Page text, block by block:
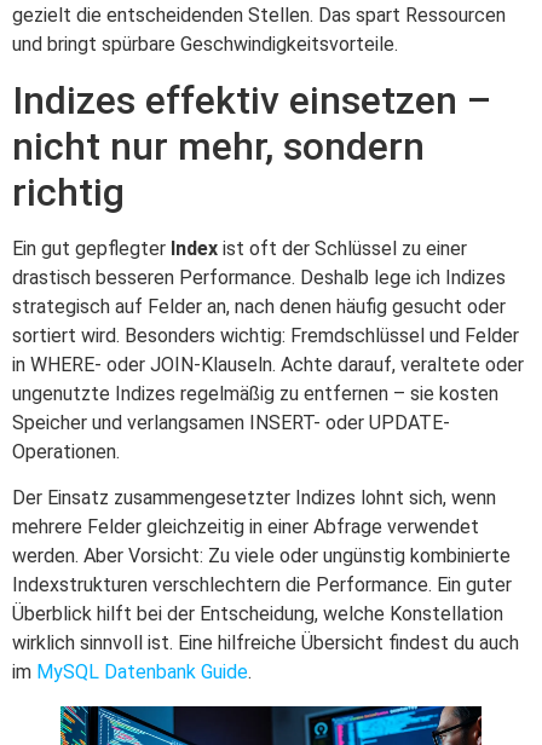
gezielt die entscheidenden Stellen. Das spart Ressourcen
und bringt spürbare Geschwindigkeitsvorteile.
Indizes effektiv einsetzen –
nicht nur mehr, sondern
richtig
Ein gut gepflegter Index ist oft der Schlüssel zu einer
drastisch besseren Performance. Deshalb lege ich Indizes
strategisch auf Felder an, nach denen häufig gesucht oder
sortiert wird. Besonders wichtig: Fremdschlüssel und Felder
in WHERE- oder JOIN-Klauseln. Achte darauf, veraltete oder
ungenutzte Indizes regelmäßig zu entfernen – sie kosten
Speicher und verlangsamen INSERT- oder UPDATE-
Operationen.
Der Einsatz zusammengesetzter Indizes lohnt sich, wenn
mehrere Felder gleichzeitig in einer Abfrage verwendet
werden. Aber Vorsicht: Zu viele oder ungünstig kombinierte
Indexstrukturen verschlechtern die Performance. Ein guter
Überblick hilft bei der Entscheidung, welche Konstellation
wirklich sinnvoll ist. Eine hilfreiche Übersicht findest du auch
im MySQL Datenbank Guide.